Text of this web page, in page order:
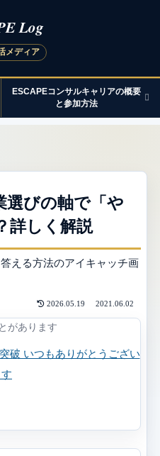
ESCAPEコンサルキャリアの概要
と参加方法
選びの軸で「や
詳しく解説
2026.05.19 2021.06.02
があります